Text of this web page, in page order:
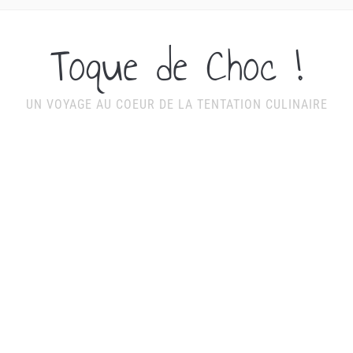
Toque de Choc !
UN VOYAGE AU COEUR DE LA TENTATION CULINAIRE